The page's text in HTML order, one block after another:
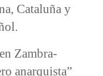
Cataluña y
Zambra-
anarquista”